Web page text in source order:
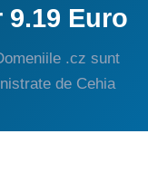
Euro
.cz sunt
de Cehia